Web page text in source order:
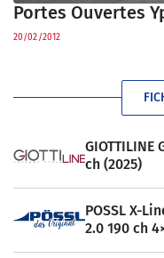
Portes Ouvertes
20/02/2012
GIOTTILINE
ch (2025)
POSSL X-
2.0 190 ch